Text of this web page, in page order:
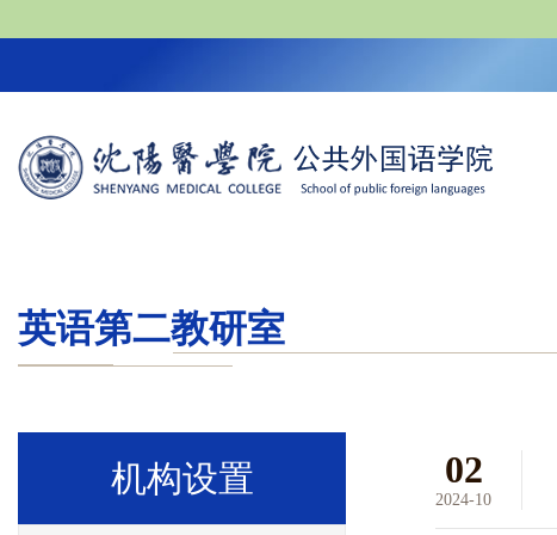
英语第二教研室
机构设置 02
2024-10